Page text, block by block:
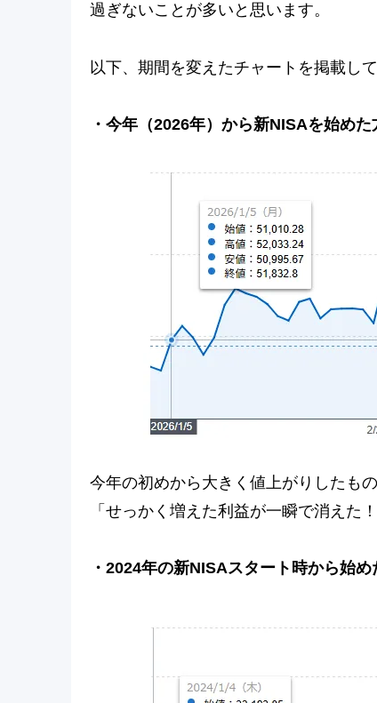
過ぎないことが多いと思います。
以下、期間を変えたチャートを掲載して
・今年（2026年）から新NISAを始めた
今年の初めから大きく値上がりしたも
「せっかく増えた利益が一瞬で消えた
・2024年の新NISAスタート時から始め